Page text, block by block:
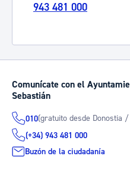
943 481 000
Comunícate con el
Sebastián
010(gratuito desde Donostia
(+34) 943 481 000
Buzón de la ciudadanía